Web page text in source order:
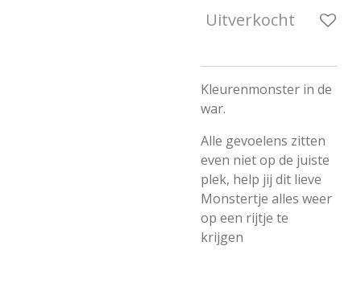
Uitverkocht
Kleurenmonster in de
war.
Alle gevoelens zitten
even niet op de juiste
plek, help jij dit lieve
Monstertje alles weer
op een rijtje te
krijgen